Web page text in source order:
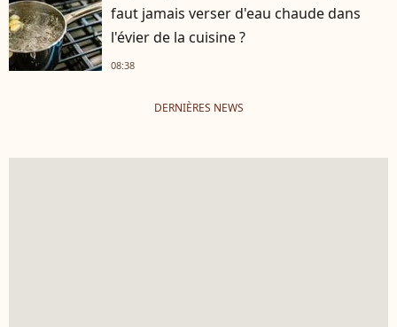
faut jamais verser d'eau chaude dans
l'évier de la cuisine ?
08:38
DERNIÈRES NEWS